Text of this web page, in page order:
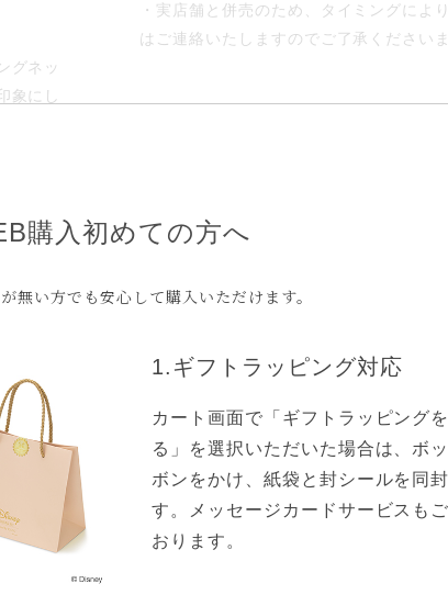
グネッ
にし
も見
・実店舗と併売のため、タイミングによ
はご連絡いたしますのでご了承くださいま
お支払方法
購入初めての方へ
無い方でも安心して購入いただけます。
1.ギフトラッピング対応
カート画面で「ギフトラッピング
る」を選択いただいた場合は、ボ
ボンをかけ、紙袋と封シールを同
す。メッセージカードサービスも
おります。